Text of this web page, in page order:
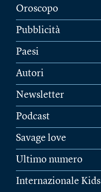
Oroscopo
Pubblicità
Paesi
Autori
Newsletter
Podcast
Savage love
Ultimo numero
Internazionale Kids